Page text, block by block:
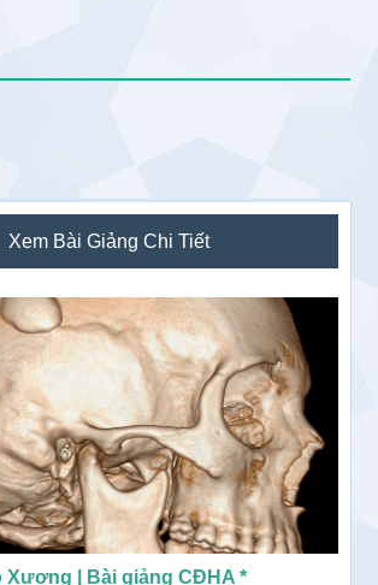
Xem Bài Giảng Chi Tiết
Xương | Bài giảng CĐHA *